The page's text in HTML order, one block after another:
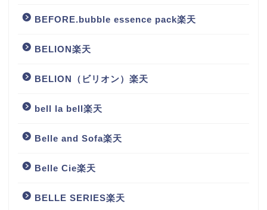
BEFORE.bubble essence pack楽天
BELION楽天
BELION（ビリオン）楽天
bell la bell楽天
Belle and Sofa楽天
Belle Cie楽天
BELLE SERIES楽天